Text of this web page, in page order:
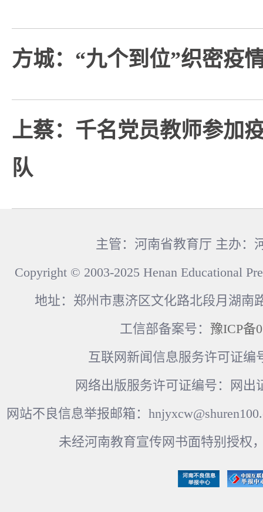
方城：“九个到位”织密疫
上蔡：千名党员教师参加
队
主管：河南省教育厅 主办：
Copyright © 2003-2025 Henan Educational
地址：郑州市惠济区文化路北段月湖南
工信部备案号： 豫ICP备
互联网新闻信息服务许可证编
网络出版服务许可证编号：网出
网站不良信息举报邮箱：
未经河南教育宣传网书面特别授权